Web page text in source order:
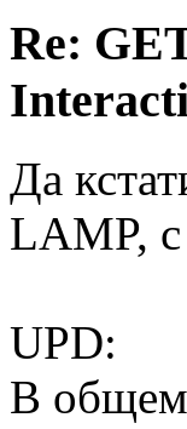
Re:
Да
LAMP,
UPD:
В